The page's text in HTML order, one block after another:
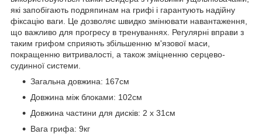
які запобігають подряпинам на грифі і гарантують надійну
фіксацію ваги. Це дозволяє швидко змінювати навантаження,
що важливо для прогресу в тренуваннях. Регулярні вправи з
таким грифом сприяють збільшенню м'язової маси,
покращенню витривалості, а також зміцненню серцево-
судинної системи.
Загальна довжина: 167см
Довжина між блоками: 102см
Довжина частини для дисків: 2 х 31см
Вага грифа: 9кг